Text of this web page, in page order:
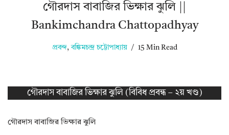
গৌরদাস বাবাজির ভিক্ষার ঝুলি ||
Bankimchandra Chattopadhyay
প্রবন্দ, বঙ্কিমচন্দ্র চট্টোপাধ্যায় 15 Min Read
গৌরদাস বাবাজির ভিক্ষার ঝুলি (বিবিধ প্রবন্ধ – ২য় খণ্ড)
গৌরদাস বাবাজির ভিক্ষার ঝুলি